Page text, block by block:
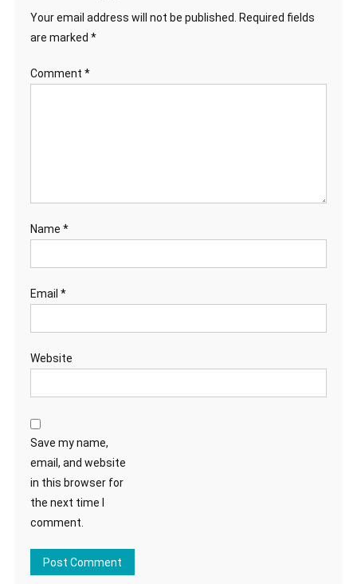
Your email address will not be published.
Required fields
are marked *
Comment *
Name *
Email *
Website
Save my name,
email, and website
in this browser for
the next time I
comment.